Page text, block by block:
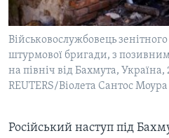
БРИФІНГ ГОЛОСУ АМЕРИКИ
СТУДІЯ ВАШИНГТОН
ВІКНО В АМЕРИКУ
ПРАЙМ-ТАЙМ
Learning English
МИ В СОЦМЕРЕЖАХ
Мови
Військовослужбовець зенітного
штурмової бригади, з
на північ від Бахмута, Україна,
REUTERS/Віолета Сантос Моура
Російський наступ під